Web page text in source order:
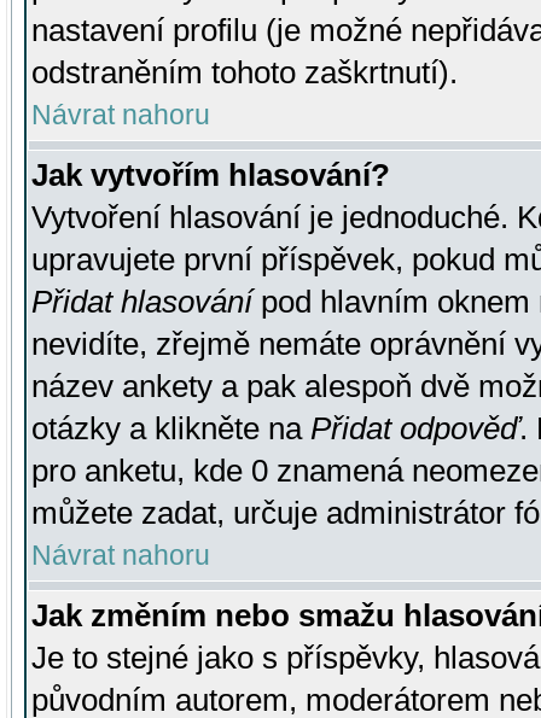
nastavení profilu (je možné
odstraněním tohoto zaškrtnutí).
Návrat nahoru
Jak vytvořím hlasování?
Vytvoření hlasování je jednoduché.
upravujete první příspěvek, pokud
Přidat hlasovánípod hlavním oknem
nevidíte, zřejmě nemáte oprávnění
název ankety a pak alespoň dvě
otázky a klikněte na Přidat odpověď.
pro anketu, kde 0 znamená
můžete zadat, určuje administrátor
Návrat nahoru
Jak změním nebo smažu
Je to stejné jako s příspěvky,
původním autorem, moderátorem